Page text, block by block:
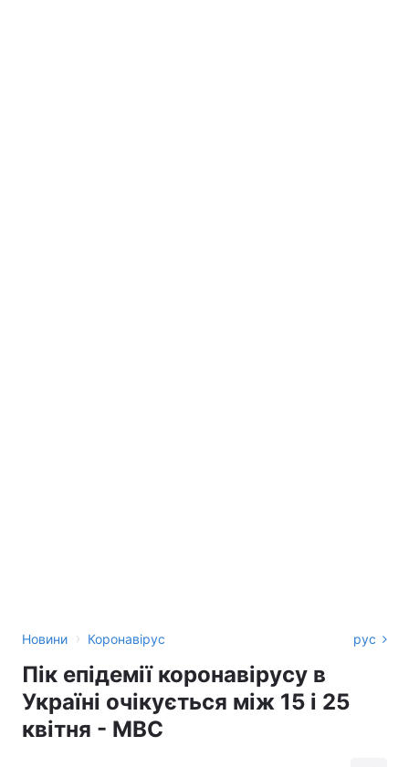
Новини › Коронавірус рус
Пік епідемії коронавірусу в
Україні очікується між 15 і 25
квітня - МВС